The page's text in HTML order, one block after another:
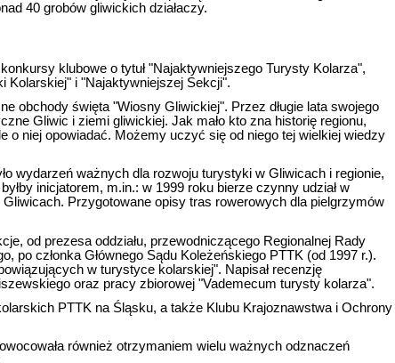
40 grobów gliwickich działaczy.
klubowe o tytuł "Najaktywniejszego Turysty Kolarza",
Kolarskiej" i "Najaktywniejszej Sekcji".
obchody święta "Wiosny Gliwickiej". Przez długie lata swojego
Gliwic i ziemi gliwickiej. Jak mało kto zna historię regionu,
o niej opowiadać. Możemy uczyć się od niego tej wielkiej wiedzy
wydarzeń ważnych dla rozwoju turystyki w Gliwicach i regionie,
inicjatorem, m.in.: w 1999 roku bierze czynny udział w
Przygotowane opisy tras rowerowych dla pielgrzymów
od prezesa oddziału, przewodniczącego Regionalnej Rady
po członka Głównego Sądu Koleżeńskiego PTTK (od 1997 r.).
w turystyce kolarskiej". Napisał recenzję
oraz pracy zbiorowej "Vademecum turysty kolarza".
PTTK na Śląsku, a także Klubu Krajoznawstwa i Ochrony
również otrzymaniem wielu ważnych odznaczeń